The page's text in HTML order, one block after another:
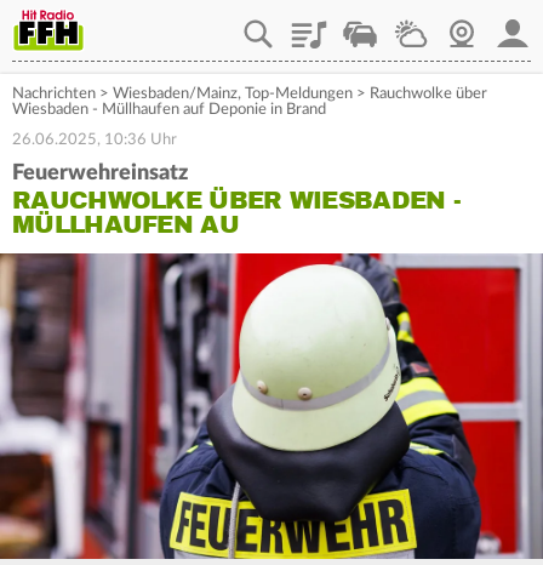
PlaylistStaupilotWetterWebcam
Nachrichten > Wiesbaden/Mainz, Top-Meldungen > Rauchwolke über
Wiesbaden - Müllhaufen auf Deponie in Brand
26.06.2025, 10:36 Uhr
Feuerwehreinsatz
RAUCHWOLKE ÜBER WIESBADEN -
MÜLLHAUFEN AU